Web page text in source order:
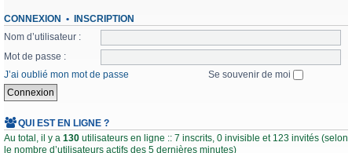
CONNEXION • INSCRIPTION
Nom d’utilisateur :
Mot de passe :
J’ai oublié mon mot de passe
Se souvenir de moi
QUI EST EN LIGNE ?
Au total, il y a 130 utilisateurs en ligne :: 7 inscrits, 0 invisible et 123 invités (selon
le nombre d’utilisateurs actifs des 5 dernières minutes)